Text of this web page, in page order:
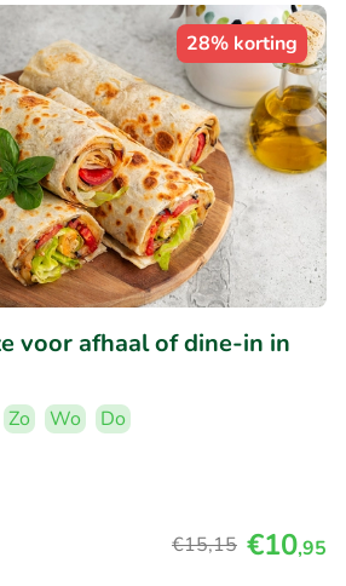
28% korting
voor afhaal of dine-in in
Zo Wo
Do
€15,15 €10,95